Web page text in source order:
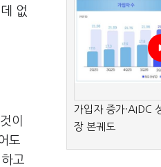
없
이
도
고
가입자 증가·AIDC
장 본궤도